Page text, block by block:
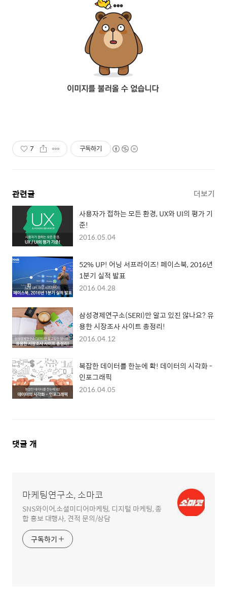
7 구독하기
관련글 더보기
사용자가 접하는 모든 환경, UX와 UI의 평가 기
준!
2016.05.04
52% UP! 어닝 서프라이즈! 페이스북, 2016년
1분기 실적 발표
2016.04.28
삼성경제연구소(SERI)만 알고 있진 않나요? 유
용한 시장조사 사이트 총정리!
2016.04.12
복잡한 데이터를 한눈에 확! 데이터의 시각화 -
인포그래픽
2016.04.05
댓
댓글 개
마케팅연구소, 소마코
SNS와이어,소셜미디어마케팅, 디지털 마케팅, 종
합 홍보 대행사, 견적 문의/상담
구독하기